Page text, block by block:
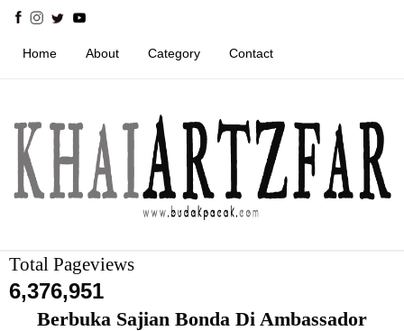
Home About Category Contact
Total Pageviews
6,376,951
Berbuka Sajian Bonda Di Ambassador